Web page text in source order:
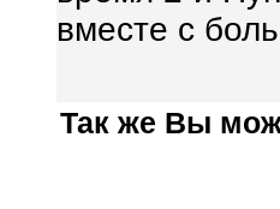
вместе с
Так же Вы